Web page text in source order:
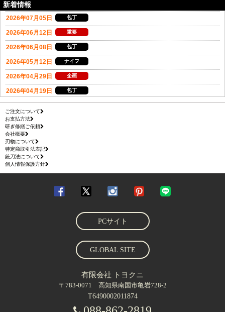
新着情報
ご注文について
お支払方法
研ぎ修繕ご依頼
会社概要
刃物について
特定商取引法表記
銃刀法について
個人情報保護方針
PCサイト
GLOBAL SITE
有限会社 トヨクニ
〒783-0071 高知県南国市亀岩728-2
T6490002011874